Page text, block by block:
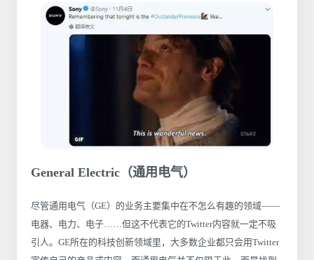
General Electric（通用电气）
尽管通用电气（GE）的业务主要集中在不怎么有趣的领域——
电器、电力、电子……但这不代表它的Twitter内容就一定不吸
引人。GE所在的科技创新领域里，大多数企业都只会用Twitter